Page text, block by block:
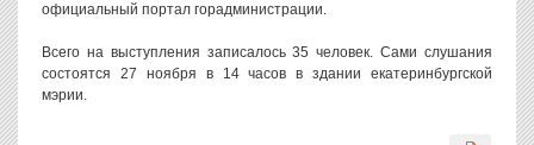
официальный портал горадминистрации.
Всего на выступления записалось 35 человек. Сами слушания
состоятся 27 ноября в 14 часов в здании екатеринбургской
мэрии.